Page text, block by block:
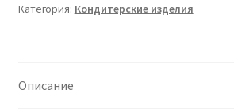
Ксении
Категория: Кондитерские изделия
Описание